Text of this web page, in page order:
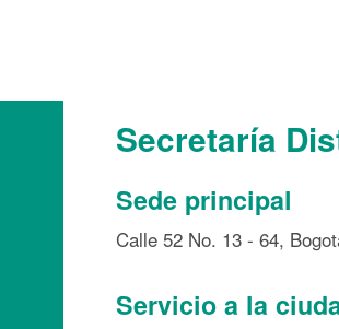
Secretaría
Sede principal
Calle 52 No. 13 - 64,
Servicio a la